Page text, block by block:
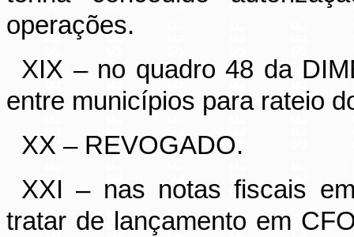
operações.
XIX – no quadro 48 da
entre municípios para rateio
XX – REVOGADO.
XXI – nas notas fiscais
tratar de lançamento em